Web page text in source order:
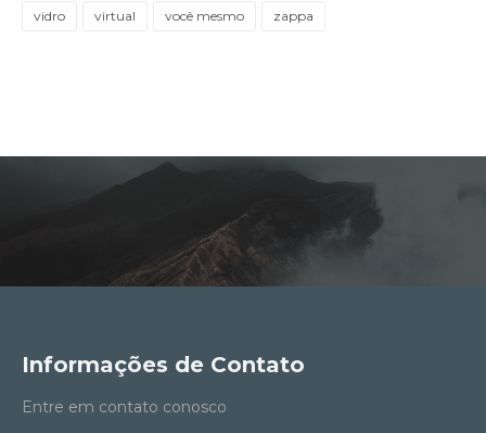
vidro virtual você mesmo zappa
Informações de Contato
Entre em contato conosco